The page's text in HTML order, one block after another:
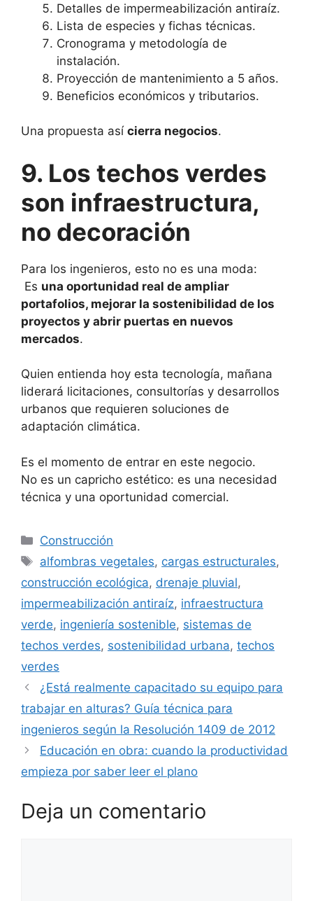
Detalles de impermeabilización antiraíz.
Lista de especies y fichas técnicas.
Cronograma y metodología de
instalación.
Proyección de mantenimiento a 5 años.
Beneficios económicos y tributarios.
Una propuesta así cierra negocios.
9. Los techos verdes
son infraestructura,
no decoración
Para los ingenieros, esto no es una moda:
Es una oportunidad real de ampliar
portafolios, mejorar la sostenibilidad de los
proyectos y abrir puertas en nuevos
mercados.
Quien entienda hoy esta tecnología, mañana
liderará licitaciones, consultorías y desarrollos
urbanos que requieren soluciones de
adaptación climática.
Es el momento de entrar en este negocio.
No es un capricho estético: es una necesidad
técnica y una oportunidad comercial.
Categorías
Construcción
Etiquetas
alfombras vegetales, cargas estructurales,
construcción ecológica, drenaje pluvial,
impermeabilización antiraíz, infraestructura
verde, ingeniería sostenible, sistemas de
techos verdes, sostenibilidad urbana, techos
verdes
¿Está realmente capacitado su equipo para
trabajar en alturas? Guía técnica para
ingenieros según la Resolución 1409 de 2012
Educación en obra: cuando la productividad
empieza por saber leer el plano
Deja un comentario